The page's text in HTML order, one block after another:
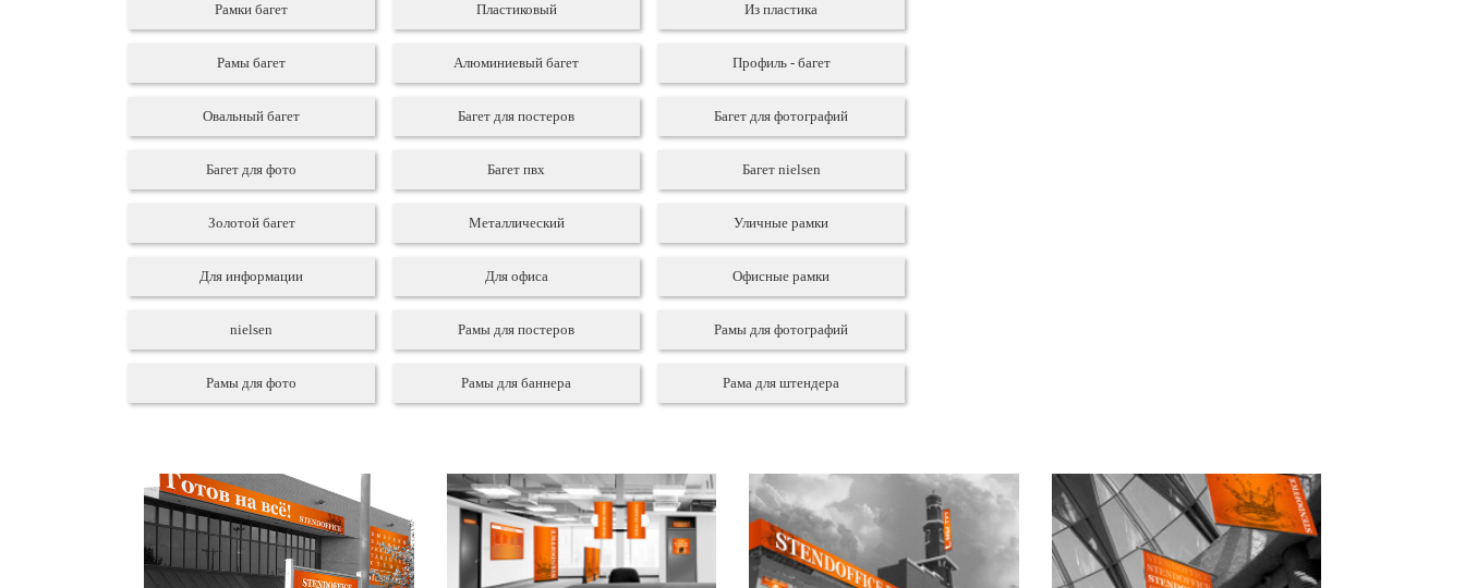
Рамки багет Пластиковый Из пластика
Рамы багет Алюминиевый багет Профиль - багет
Овальный багет Багет для постеров Багет для фотографий
Багет для фото Багет пвх Багет nielsen
Золотой багет Металлический Уличные рамки
Для информации Для офиса Офисные рамки
nielsen Рамы для постеров Рамы для фотографий
Рамы для фото Рамы для баннера Рама для штендера